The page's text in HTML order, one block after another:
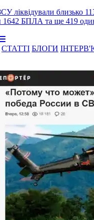
ліквідували близько
БПЛА та ще 419
СТАТТІ БЛОГИ